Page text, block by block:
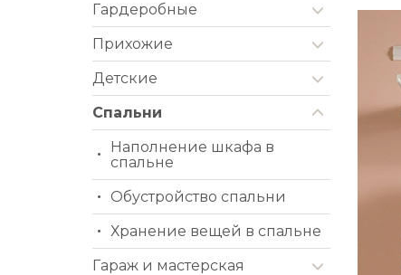
Гардеробные
Прихожие
Детские
Спальни
Наполнение шкафа в
спальне
Обустройство спальни
Хранение вещей в спальне
Гараж и мастерская